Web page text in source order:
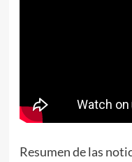
Resumen de las